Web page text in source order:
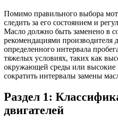
Помимо правильного выбора
следить за его состоянием и
Масло должно быть заменено в
рекомендациями производителя
определенного интервала
тяжелых условиях, таких как
окружающей среды или высокие
сократить интервалы замены
Раздел 1:
двигателей